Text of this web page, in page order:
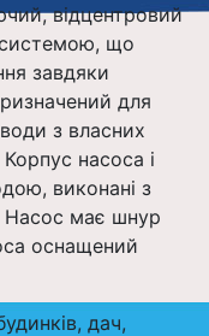
відцентровий
що
завдяки
для
з власних
насоса і
виконані з
Насос має шнур
оснащений
дач,